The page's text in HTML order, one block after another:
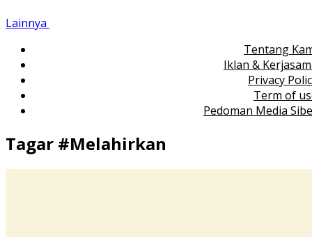
Lainnya
Tentang
Iklan &
Privacy
Term of
Pedoman Media
Tagar #Melahirkan